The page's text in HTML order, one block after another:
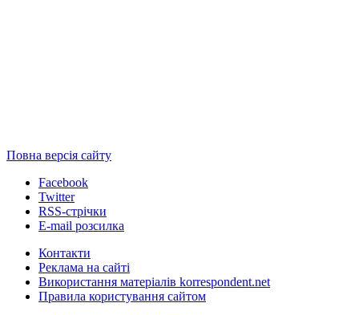
Повна версія сайту
Facebook
Twitter
RSS-стрічки
E-mail розсилка
Контакти
Реклама на сайті
Використання матеріалів korrespondent.net
Правила користування сайтом